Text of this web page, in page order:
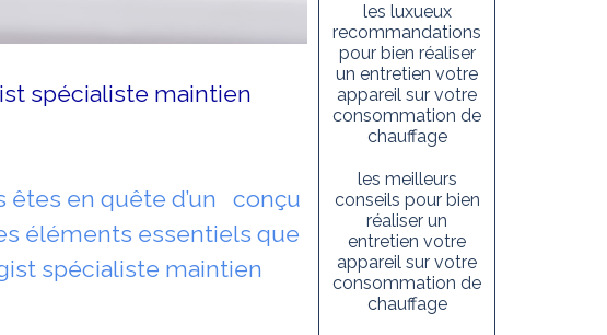
spécialiste maintien
êtes en quête d’un conçu
éléments essentiels que
spécialiste maintien
les luxueux
recommandations
pour bien réaliser
un entretien votre
appareil sur votre
consommation de
chauffage
les meilleurs
conseils pour bien
réaliser un
entretien votre
appareil sur votre
consommation de
chauffage